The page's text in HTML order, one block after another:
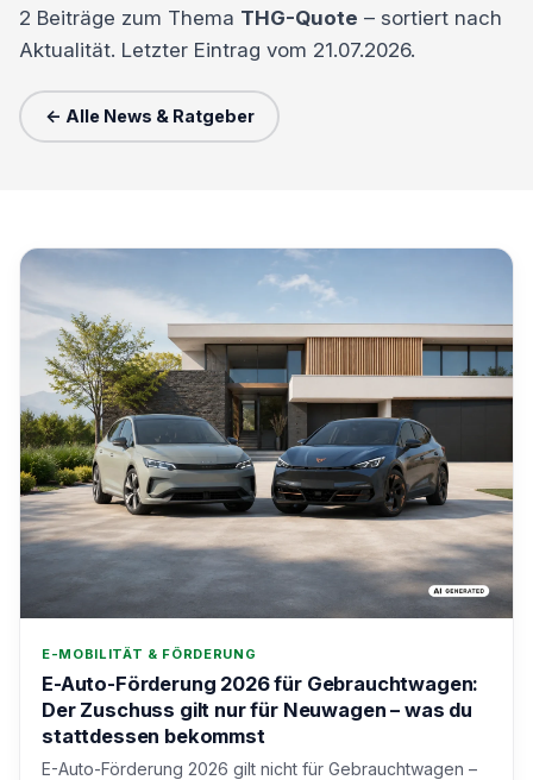
2 Beiträge zum Thema THG-Quote – sortiert nach
Aktualität. Letzter Eintrag vom 21.07.2026.
← Alle News & Ratgeber
E-MOBILITÄT & FÖRDERUNG
E-Auto-Förderung 2026 für Gebrauchtwagen:
Der Zuschuss gilt nur für Neuwagen – was du
stattdessen bekommst
E-Auto-Förderung 2026 gilt nicht für Gebrauchtwagen –